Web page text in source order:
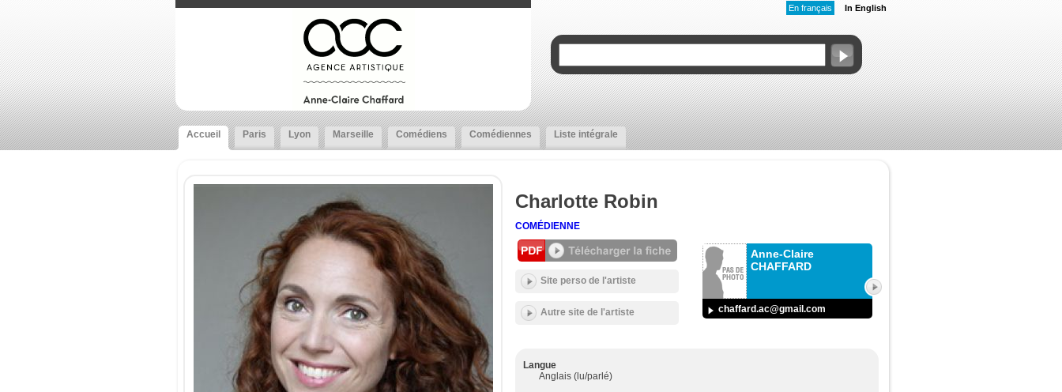
En français In English
Accueil Paris Lyon Marseille Comédiens Comédiennes Liste intégrale
Charlotte Robin
COMÉDIENNE
Site perso de l'artiste
Autre site de l'artiste
Anne-Claire
CHAFFARD
chaffard.ac@gmail.com
Langue
Anglais (lu/parlé)